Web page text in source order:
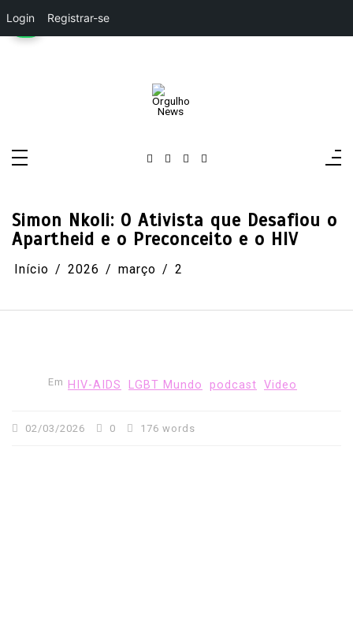
Login Registrar-se
Pular
Orgulho News
Simon Nkoli: O Ativista que Desafiou o
Apartheid e o Preconceito e o HIV
Início 2026 março 2
Em HIV-AIDS LGBT Mundo podcast Video
02/03/2026 0 176 words